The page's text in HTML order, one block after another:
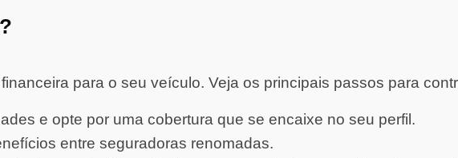
para o seu veículo. Veja os principais passos para
e opte por uma cobertura que se encaixe no seu perfil.
entre seguradoras renomadas.